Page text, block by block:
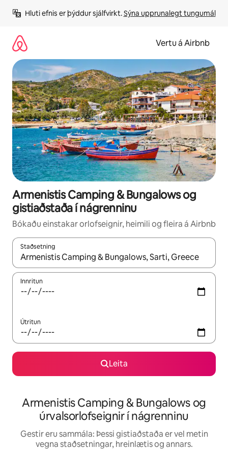
beint
Hluti efnis er þýddur sjálfvirkt. Sýna upprunalegt tungumál
Vertu á Airbnb
Armenistis Camping & Bungalows og
gistiaðstaða í nágrenninu
Bókaðu einstakar orlofseignir, heimili og fleira á Airbnb
Staðsetning
Þegar niðurstöður liggja fyrir skaltu nota upp og niður
Innritun
Útritun
Leita
Armenistis Camping & Bungalows og
úrvalsorlofseignir í nágrenninu
Gestir eru sammála: Þessi gistiaðstaða er vel metin
vegna staðsetningar, hreinlætis og annars.